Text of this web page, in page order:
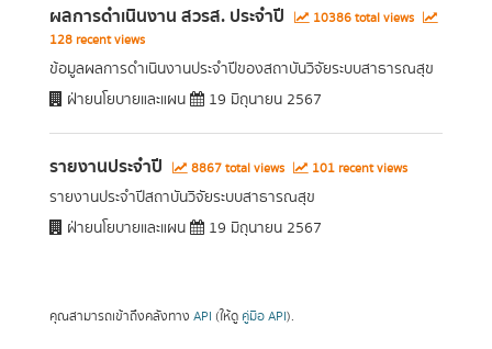
ผลการดำเนินงาน สวรส. ประจำปี
10386 total views
128 recent views
ข้อมูลผลการดำเนินงานประจำปีของสถาบันวิจัยระบบสาธารณสุข
ฝ่ายนโยบายและแผน
19 มิถุนายน 2567
รายงานประจำปี 8867 total views 101 recent views
รายงานประจำปีสถาบันวิจัยระบบสาธารณสุข
ฝ่ายนโยบายและแผน
19 มิถุนายน 2567
คุณสามารถเข้าถึงคลังทาง API (ให้ดู คู่มือ API).